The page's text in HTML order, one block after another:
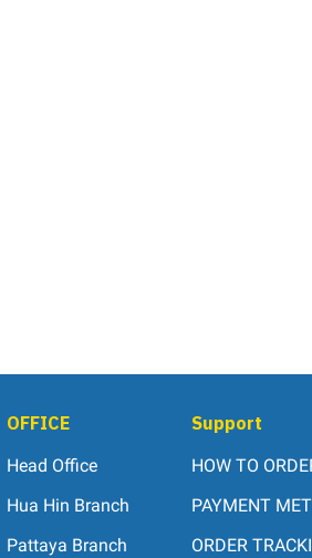
OFFICE
Head Office
Hua Hin Branch
Pattaya Branch
Support
HOW TO
PAYMENT
ORDER